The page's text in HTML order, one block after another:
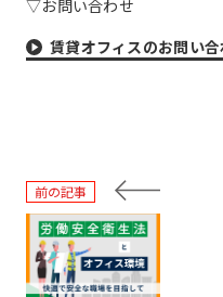
▽お問い合わせ
賃貸オフィスのお問い
前の記事